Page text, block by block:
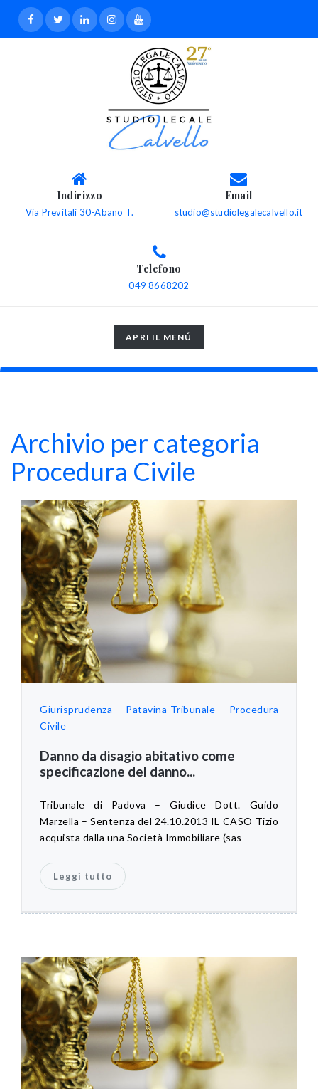
Indirizzo
Via Previtali 30-Abano T.
Email
studio@studiolegalecalvello.it
Telefono
049 8668202
TOGGLE
NAVIGATION
APRI IL MENÚ
Archivio per categoria
Procedura Civile
Giurisprudenza Patavina-Tribunale
Procedura
Civile
Danno da disagio abitativo come
specificazione del danno...
Tribunale di Padova – Giudice Dott. Guido
Marzella – Sentenza del 24.10.2013 IL CASO Tizio
acquista dalla una Società Immobiliare (sas
Leggi tutto